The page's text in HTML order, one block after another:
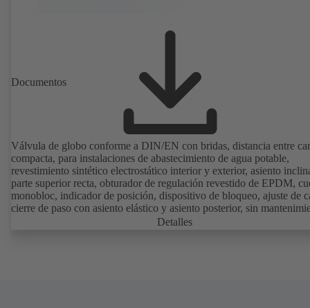
Documentos
Válvula de globo conforme a DIN/EN con bridas, distancia entre
compacta, para instalaciones de abastecimiento de agua potable,
revestimiento sintético electrostático interior y exterior, asiento
parte superior recta, obturador de regulación revestido de EPDM,
monobloc, indicador de posición, dispositivo de bloqueo, ajuste de
cierre de paso con asiento elástico y asiento posterior, sin
Detalles